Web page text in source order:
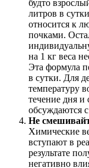
будто
литров в
относится к
почками.
на 1 кг веса
Эта формула
в сутки. Для
температуру
течение дня и
обсуждаются
Не
Химические
вступают в
результате
негативно